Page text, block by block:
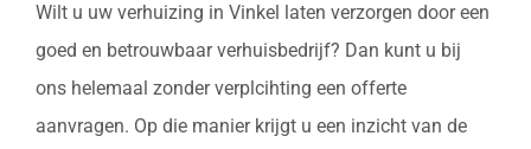
Wilt u uw verhuizing in Vinkel laten verzorgen door een
goed en betrouwbaar verhuisbedrijf? Dan kunt u bij
ons helemaal zonder verplcihting een offerte
aanvragen. Op die manier krijgt u een inzicht van de